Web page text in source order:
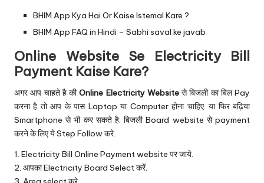
BHIM App Kya Hai Or Kaise Istemal Kare ?
BHIM App FAQ in Hindi – Sabhi saval ke javab
Online Website Se Electricity Bill
Payment Kaise Kare?
अगर आप चाहते है कीOnline Electricity Websiteसे बिजली का बिल Pay
करना है तो आप के पास Laptop या Computer होना चाहिए. या फिर बढ़िया
Smartphone से भी कर सकते है. बिजली Board website से payment
करने के लिए ये Step Follow करे.
1. Electricity Bill Online Payment website पर जाये.
2. आपका Electricity Board Select करें.